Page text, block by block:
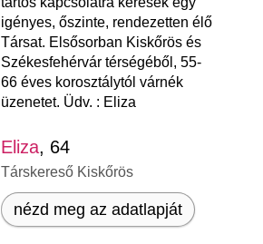
igényes, őszinte, rendezetten élő
Társat. Elsősorban Kiskőrös és
Székesfehérvár térségéből, 55-
66 éves korosztálytól várnék
üzenetet. Üdv. : Eliza
Eliza, 64
Társkereső Kiskőrös
nézd meg az adatlapját